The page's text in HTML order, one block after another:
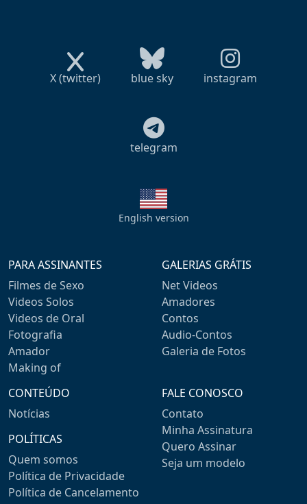
X (twitter) blue sky instagram
telegram
English version
PARA ASSINANTES
Filmes de Sexo
Videos Solos
Videos de Oral
Fotografia
Amador
Making of
GALERIAS GRÁTIS
Net Videos
Amadores
Contos
Audio-Contos
Galeria de Fotos
CONTEÚDO
Notícias
POLÍTICAS
Quem somos
Política de Privacidade
Política de Cancelamento
FALE CONOSCO
Contato
Minha Assinatura
Quero Assinar
Seja um modelo